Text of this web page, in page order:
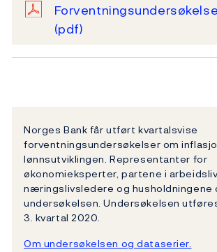
(pdf)
Norges Bank får utført kvartalsvise
forventningsundersøkelser om
lønnsutviklingen. Representanter for
økonomieksperter, partene i
næringslivsledere og husholdningene
undersøkelsen. Undersøkelsen
3. kvartal 2020.
Om undersøkelsen og dataserier.